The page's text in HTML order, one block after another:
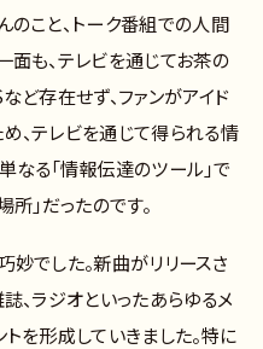
のこと、トーク番組での人間
面も、テレビを通じてお茶の
ど存在せず、ファンがアイド
、テレビを通じて得られる情
なる「情報伝達のツール」で
所」だったのです。
妙でした。新曲がリリースさ
、ラジオといったあらゆるメ
を形成していきました。特に